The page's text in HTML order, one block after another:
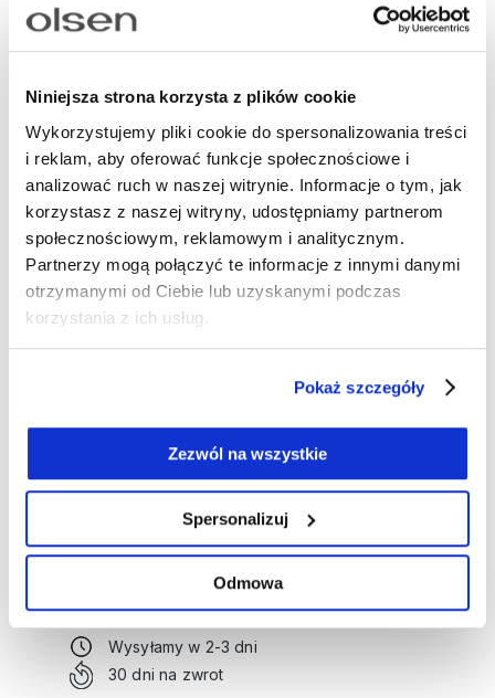
Niniejsza strona korzysta z plików cookie
Wykorzystujemy pliki cookie do spersonalizowania treści
i reklam, aby oferować funkcje społecznościowe i
analizować ruch w naszej witrynie. Informacje o tym, jak
korzystasz z naszej witryny, udostępniamy partnerom
społecznościowym, reklamowym i analitycznym.
Partnerzy mogą połączyć te informacje z innymi danymi
otrzymanymi od Ciebie lub uzyskanymi podczas
korzystania z ich usług.
Pokaż szczegóły
Zezwól na wszystkie
Spersonalizuj
Odmowa
melanżu z subtelnym, wklęsłym ściegiem
biegnącym wzdłuż rękawów. Klasyczny fason z
zapewnia ciepło w chłodniejsze dni. Długie rękawy
oraz dół zakończone są delikatnym ściągaczem.
Golf to uniwersalny element garderoby – świetnie
komponuje się z marynarką i spodniami w kant w
stylu smart casual lub z jeansami i płaszczem w
codziennej wersji.
Długość: 62 cm
Skład: 50% wiskoza, 27% poliamid, 23%
monikamarzec_style
Potrzebujesz wsparcia przy tworzeniu
Kliknij tutaj, a poprowadzimy Cię krok po
Wysyłamy w 2-3 dni
30 dni na zwrot